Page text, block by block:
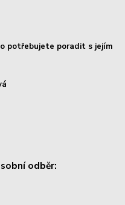
potřebujete poradit s jejím
odběr: